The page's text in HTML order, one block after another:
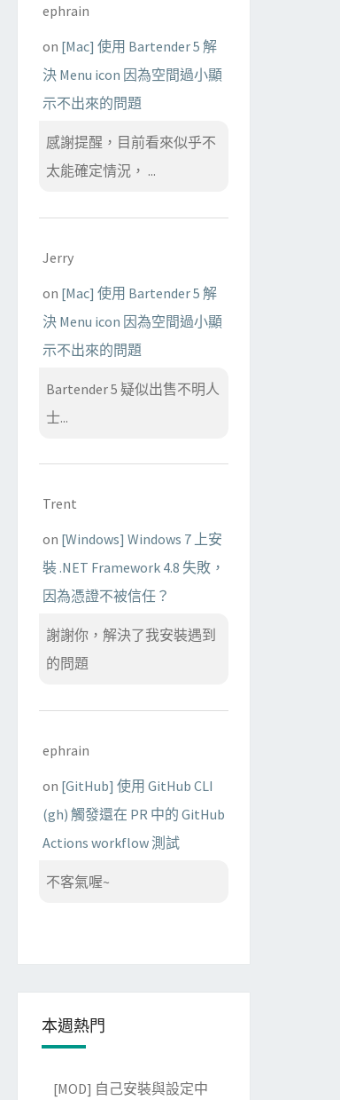
ephrain
on [Mac] 使用 Bartender 5 解
決 Menu icon 因為空間過小顯
示不出來的問題
感謝提醒，目前看來似乎不
太能確定情況， ...
Jerry
on [Mac] 使用 Bartender 5 解
決 Menu icon 因為空間過小顯
示不出來的問題
Bartender 5 疑似出售不明人
士...
Trent
on [Windows] Windows 7 上安
裝 .NET Framework 4.8 失敗，
因為憑證不被信任？
謝謝你，解決了我安裝遇到
的問題
ephrain
on [GitHub] 使用 GitHub CLI
(gh) 觸發還在 PR 中的 GitHub
Actions workflow 測試
不客氣喔~
本週熱門
[MOD] 自己安裝與設定中